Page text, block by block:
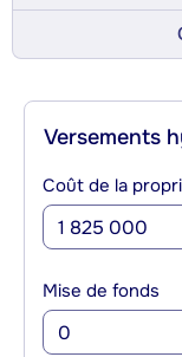
Versements
Coût de la
Mise de fonds